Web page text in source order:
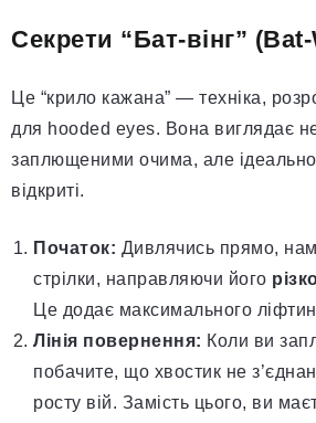
Секрети “Бат-вінг”
Це “крило кажана” — техніка,
для hooded eyes. Вона виглядає
заплющеними очима, але ідеально
відкриті.
Початок: Дивлячись прямо,
стрілки, направляючи його
Це додає максимального
Лінія повернення: Коли ви
побачите, що хвостик не
росту вій. Замість цього, ви